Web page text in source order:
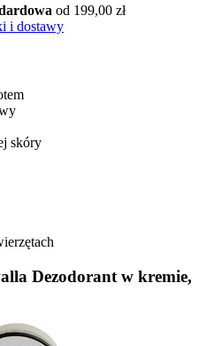
od 199,00 zł
i dostawy
skóry
Dezodorant w kremie,